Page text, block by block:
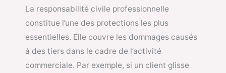
La responsabilité civile professionnelle
constitue l’une des protections les plus
essentielles. Elle couvre les dommages causés
à des tiers dans le cadre de l’activité
commerciale. Par exemple, si un client glisse